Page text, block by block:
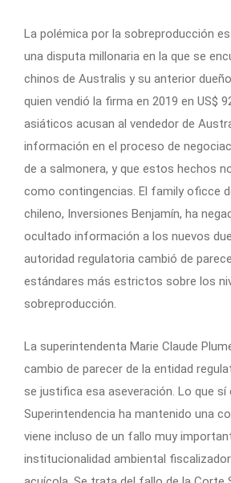
La polémica por la sobreproducción
una disputa millonaria en la que se
chinos de Australis y su anterior
quien vendió la firma en 2019 en US$
asiáticos acusan al vendedor de
información en el proceso de
de a salmonera, y que estos hechos
como contingencias. El family oficce
chileno, Inversiones Benjamín, ha
ocultado información a los nuevos
autoridad regulatoria cambió de
estándares más estrictos sobre los
sobreproducción.
La superintendenta Marie Claude
cambio de parecer de la entidad
se justifica esa aseveración. Lo que
Superintendencia ha mantenido una
viene incluso de un fallo muy
institucionalidad ambiental